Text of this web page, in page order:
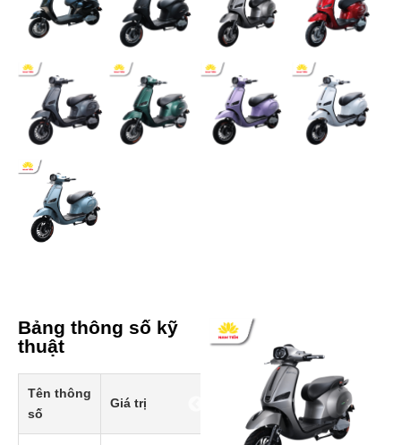
Bảng thông số kỹ
thuật
Tên thông
số
Giá trị